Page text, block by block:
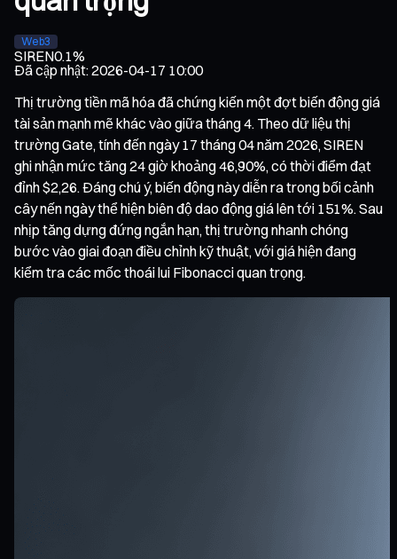
Web3
SIREN0.1%
Đã cập nhật:2026-04-17 10:00
Thị trường tiền mã hóa đã chứng kiến một đợt biến động giá
tài sản mạnh mẽ khác vào giữa tháng 4. Theo dữ liệu thị
trường Gate, tính đến ngày 17 tháng 04 năm 2026, SIREN
ghi nhận mức tăng 24 giờ khoảng 46,90%, có thời điểm đạt
đỉnh $2,26. Đáng chú ý, biến động này diễn ra trong bối cảnh
cây nến ngày thể hiện biên độ dao động giá lên tới 151%. Sau
nhịp tăng dựng đứng ngắn hạn, thị trường nhanh chóng
bước vào giai đoạn điều chỉnh kỹ thuật, với giá hiện đang
kiểm tra các mốc thoái lui Fibonacci quan trọng.